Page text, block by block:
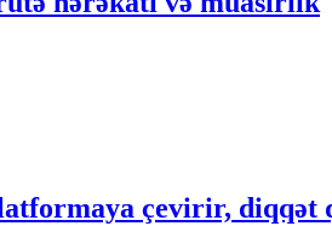
çevirir, diqqət